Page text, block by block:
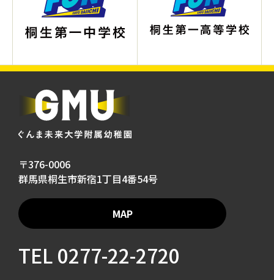
〒376-0006
群馬県桐生市新宿1丁目4番54号
MAP
TEL0277-22-2720